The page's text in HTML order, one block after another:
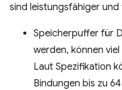
sind leistungsfähiger
Speicherpuffer für
werden, können
Laut Spezifikation
Bindungen bis zu